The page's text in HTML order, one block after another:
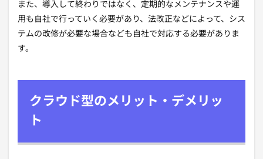
また、導入して終わりではなく、定期的なメンテナンスや運
用も自社で行っていく必要があり、法改正などによって、シス
テムの改修が必要な場合なども自社で対応する必要がありま
す。
クラウド型のメリット・デメリッ
ト